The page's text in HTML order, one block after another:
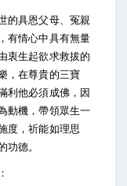
的具恩父母、冤親
有情心中具有無量
衷生起欲求救拔的
，在尊貴的三寶
利他必須成佛，因
動機，帶領眾生一
度，祈能如理思
功德。